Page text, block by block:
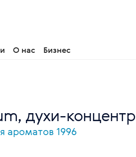
О нас Бизнес
духи-
ароматов 1996